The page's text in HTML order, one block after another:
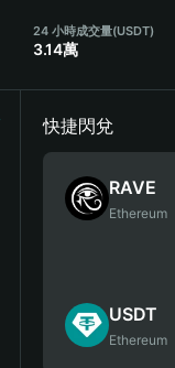
24 小時成交量(USDT)
3.14萬
快捷閃兌
RAVE
Ethereum
USDT
Ethereum